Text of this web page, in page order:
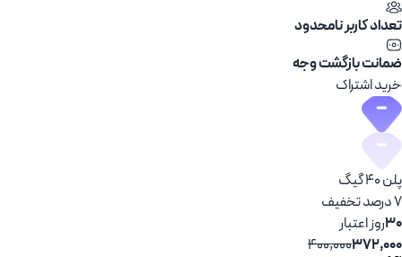
تعداد کاربر نامحدود
ضمانت بازگشت وجه
خرید اشتراک
پلن 40 گیگ
7 درصد تخفیف
30روز اعتبار
400,000372,000